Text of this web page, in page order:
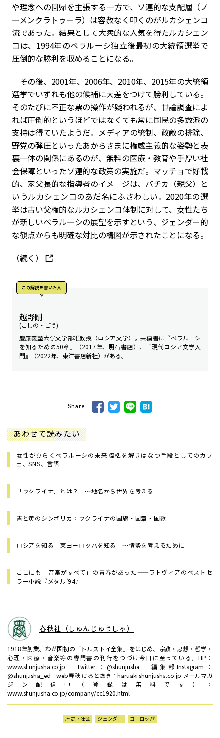
や理念への回帰を主張する一方で、ソ連的な支配層（ノ
ーメンクラトゥーラ）は容赦なく叩くのがルカシェンコ
流であった。結果として大衆的な人気を得たルカシェン
コは、1994年のベラルーシ独立後最初の大統領選挙で
圧倒的な勝利を収めることになる。
その後、2001年、2006年、2010年、2015年の大統領
選挙でいずれも他の候補に大差をつけて勝利している。
そのたびに不正な票の操作が疑われるが、世論調査によ
れば圧倒的というほどではなくても常に国民の多数派の
支持は得ていたようだ。メディアの統制、政敵の排除、
野党の弾圧といったあからさまに権威主義的な姿勢と表
裏一体の関係にあるのが、無料の医療・教育や手厚い社
会保障といったソ連的な政策の実施だ。マッチョで好戦
的、家父長的な指導者のイメージは、バチカ（親父）と
いうルカシェンコのあだ名にふさわしい。2020年の選
挙は古い父権的なルカシェンコ体制に対して、女性たち
が新しいベラルーシの展望を示すという、ジェンダー的
な観点からも明確な対比の構図が示されたことになる。
（続く）
この解説を書いた人
越野剛
(こしの・ごう)
慶應義塾大学文学部准教授（ロシア文学）。共編書に『ベラルーシ
を知るための50章』（2017年、明石書店）、『現代ロシア文学入
門』（2022年、東洋書店新社）がある。
Share
あわせて読みたい
女性がひらくベラルーシの未来――桎梏を解きはなつ手段としてのカフ
ェ、SNS、言語
「ウクライナ」とは？ 〜地名から世界を考える
青と黄のシンボリカ：ウクライナの国旗・国章・国歌
ロシアを知る 東ヨーロッパを知る 〜情勢を考えるために
ここにも「音楽がすべて」の青春があった——ラトヴィアのベストセ
ラー小説『メタル’94』
春秋社（しゅんじゅうしゃ）
1918年創業。わが国初の『トルストイ全集』をはじめ、宗教・思想・哲学・
心理・医療・音楽等の専門書の刊行をつづけ今日に至っている。HP：
www.shunjusha.co.jp Twitter：@shunjusha 編集部Instagram：
@shunjusha_ed web春秋 はるとあき：haruaki.shunjusha.co.jp メールマガ
ジン配信中（登録は無料です）：
www.shunjusha.co.jp/company/cc1920.html
歴史・社会 ジェンダー ヨーロッパ